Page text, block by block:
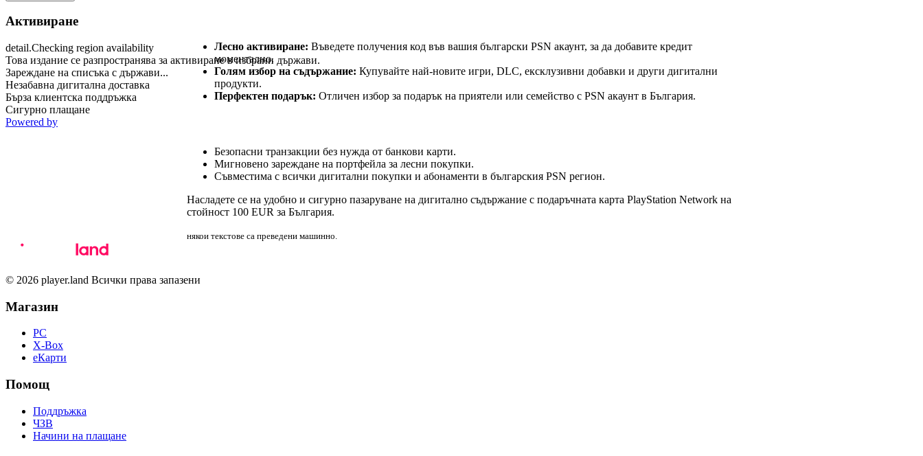
Лесно активиране: Въведете получения код във вашия български PSN акаунт, за да добавите кредит
моментално.
Голям избор на съдържание: Купувайте най-новите игри, DLC, ексклузивни добавки и други дигитални
продукти.
Перфектен подарък: Отличен избор за подарък на приятели или семейство с PSN акаунт в България.
Безопасни транзакции без нужда от банкови карти.
Мигновено зареждане на портфейла за лесни покупки.
Съвместима с всички дигитални покупки и абонаменти в българския PSN регион.
Насладете се на удобно и сигурно пазаруване на дигитално съдържание с подаръчната карта PlayStation Network на
стойност 100 EUR за България.
някои текстове са преведени машинно.
Активиране
detail.Checking region availability
Това издание се разпространява за активиране в избрани държави.
Зареждане на списъка с държави...
Незабавна дигитална доставка
Бърза клиентска поддръжка
Сигурно плащане
Powered by
© 2026 player.land Всички права запазени
Магазин
PC
X-Box
eКарти
Помощ
Поддръжка
ЧЗВ
Начини на плащане